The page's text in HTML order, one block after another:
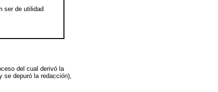
ser de utilidad
del cual derivó la
depuró la redacción),